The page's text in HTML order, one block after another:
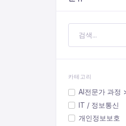
카테고리
AI전문가 과정
IT / 정보통신
개인정보보호